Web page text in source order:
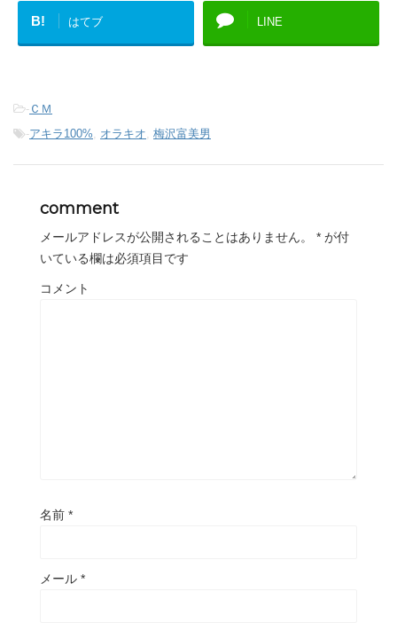
B! はてブ LINE
- ＣＭ
-アキラ100% オラキオ 梅沢富美男
comment
メールアドレスが公開されることはありません。 * が付
いている欄は必須項目です
コメント
名前 *
メール *